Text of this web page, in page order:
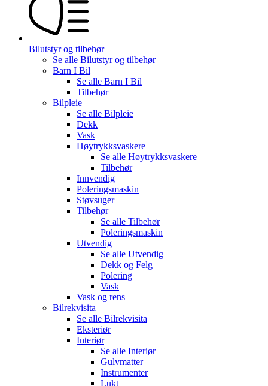
Bilutstyr og tilbehør
Se alle Bilutstyr og tilbehør
Barn I Bil
Se alle Barn I Bil
Tilbehør
Bilpleie
Se alle Bilpleie
Dekk
Vask
Høytrykksvaskere
Se alle Høytrykksvaskere
Tilbehør
Innvendig
Poleringsmaskin
Støvsuger
Tilbehør
Se alle Tilbehør
Poleringsmaskin
Utvendig
Se alle Utvendig
Dekk og Felg
Polering
Vask
Vask og rens
Bilrekvisita
Se alle Bilrekvisita
Eksteriør
Interiør
Se alle Interiør
Gulvmatter
Instrumenter
Lukt